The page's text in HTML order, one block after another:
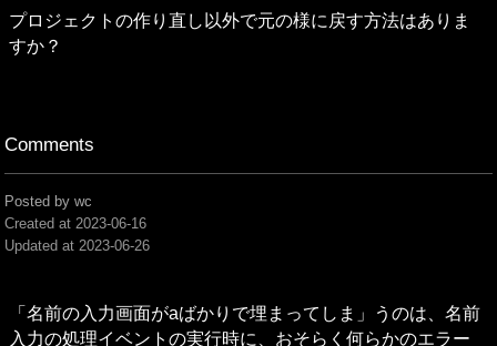
プロジェクトの作り直し以外で元の様に戻す方法はありま
すか？
Comments
Posted by wc
Created at 2023-06-16
Updated at 2023-06-26
「名前の入力画面がaばかりで埋まってしま」うのは、名前
入力の処理イベントの実行時に、おそらく何らかのエラー